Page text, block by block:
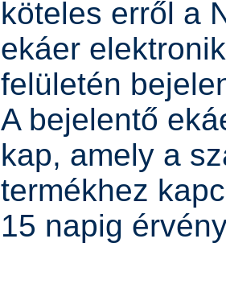
köteles erről a
ekáer
felületén
A bejelentő
kap, amely a
termékhez
15 napig